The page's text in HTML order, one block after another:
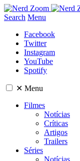
Search Menu
Facebook
Twitter
Instagram
YouTube
Spotify
✕ Menu
Filmes
Notícias
Críticas
Artigos
Trailers
Séries
Notícias